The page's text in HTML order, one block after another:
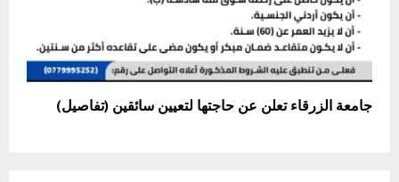
جامعة الزرقاء تعلن عن حاجتها لتعيين سائقين (تفاصيل)